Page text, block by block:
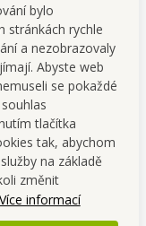
bylo
stránkách rychle
a nezobrazovaly
Abyste web
se pokaždé
tlačítka
tak, abychom
na základě
změnit
Více informací
důkladné a
poškrábání
– snadná údržba.
a roztržení.
pachy
teflon, sklo ani